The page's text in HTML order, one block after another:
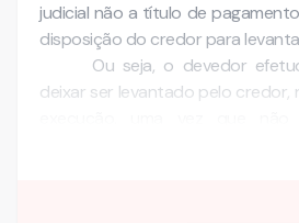
judicial não a título de
disposição do credor para
Ou seja, o devedor
deixar ser levantado pelo credor,